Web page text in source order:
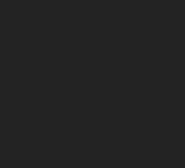
tilsnit om